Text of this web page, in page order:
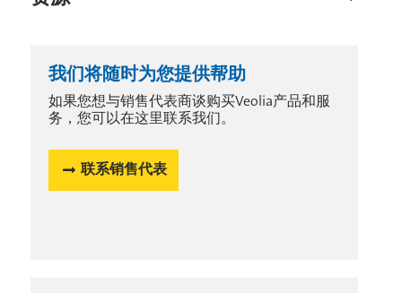
我们将随时为您提供帮助
如果您想与销售代表商谈购买Veolia产品和服
务，您可以在这里联系我们。
联系销售代表